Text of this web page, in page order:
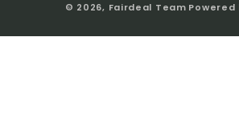
© 2026, Fairdeal Team Powered